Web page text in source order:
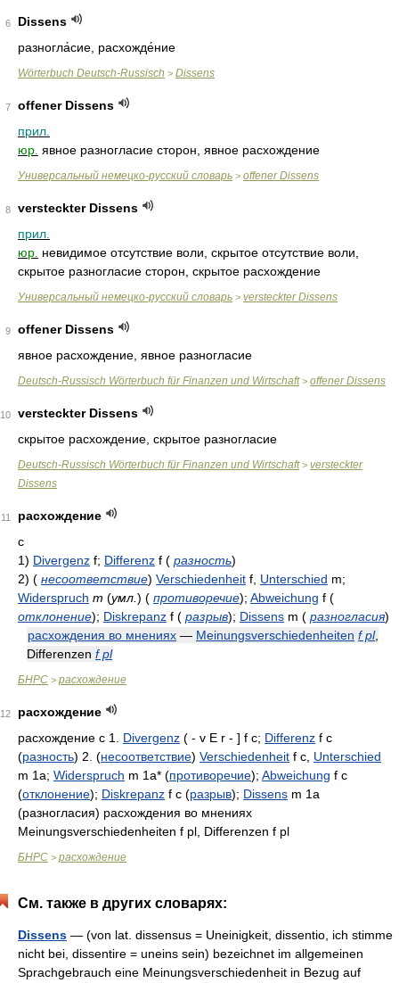
6
Dissens
разногла́сие расхожде́ние
Wörterbuch Deutsch-Russisch > Dissens
7
offener Dissens
прил.
юр. явное разногласие сторон, явное расхождение
Универсальный немецко-русский словарь > offener Dissens
8
versteckter Dissens
прил.
юр. невидимое отсутствие воли, скрытое отсутствие воли,
скрытое разногласие сторон, скрытое расхождение
Универсальный немецко-русский словарь > versteckter Dissens
9
offener Dissens
явное расхождение, явное разногласие
Deutsch-Russisch Wörterbuch für Finanzen und Wirtschaft> offener Dissens
10
versteckter Dissens
скрытое расхождение, скрытое разногласие
Deutsch-Russisch Wörterbuch für Finanzen und Wirtschaft> versteckter
Dissens
11
расхождение
с
1) Divergenz f; Differenz f ( разность)
2) ( несоответствие) Verschiedenheit f, Unterschied m;
Widerspruch m (умл. ) ( противоречие); Abweichung f (
отклонение); Diskrepanz f ( разрыв); Dissens m ( разногласия)
расхождения во мнениях — Meinungsverschiedenheiten f pl,
Differenzen f pl
БНРС > расхождение
12
расхождение
расхождение с 1. Divergenz ( - v E r - ] f c; Differenz f c
(разность) 2. (несоответствие) Verschiedenheit f c, Unterschied
m 1a; Widerspruch m 1a* (противоречие); Abweichung f c
(отклонение); Diskrepanz f c (разрыв); Dissens m 1a
(разногласия) расхождения во мнениях
Meinungsverschiedenheiten f pl, Differenzen f pl
БНРС > расхождение
См. также в других словарях:
Dissens — (von lat. dissensus = Uneinigkeit, dissentio, ich stimme
nicht bei, dissentire = uneins sein) bezeichnet im allgemeinen
Sprachgebrauch eine Meinungsverschiedenheit in Bezug auf